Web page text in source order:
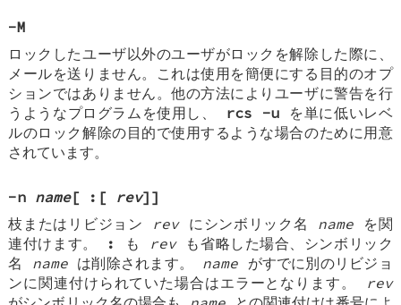
-M
ロックしたユーザ以外のユーザがロックを解除した際に、
メールを送りません。これは使用を簡便にする目的のオプ
ションではありません。他の方法によりユーザに警告を行
うようなプログラムを使用し、 rcs -u を単に低いレベ
ルのロック解除の目的で使用するような場合のために用意
されています。
-n name[ : [ rev]]
枝またはリビジョン revにシンボリック名 name を関
連付けます。
: も revも省略した場合、シンボリック
名 nameは削除されます。 name がすでに別のリビジョ
ンに関連付けられていた場合はエラーとなります。
rev